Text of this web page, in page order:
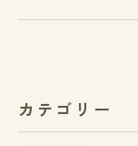
カテゴリー